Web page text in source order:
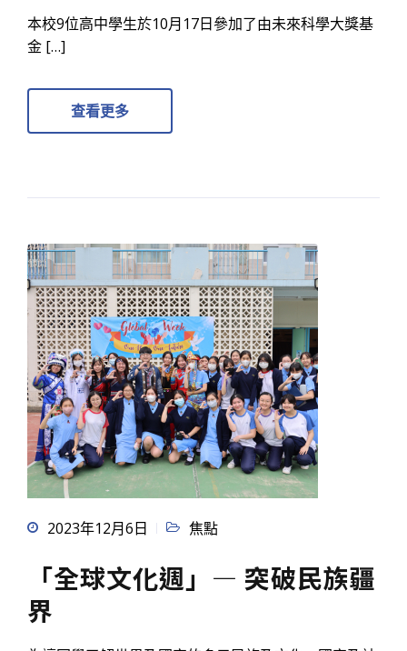
本校9位高中學生於10月17日參加了由未來科學大獎基
金 […]
查看更多
2023年12月6日 焦點
「全球文化週」— 突破民族疆
界